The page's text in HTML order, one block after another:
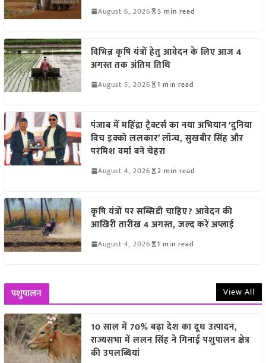
August 6, 2026 5 min read
विभिन्न कृषि यंत्रों हेतु आवेदन के लिए आज 4
अगस्त तक अंतिम तिथि
August 5, 2026 1 min read
पंजाब में महिंद्रा ट्रैक्टर्स का नया अभियान ‘दुनिया
विच इक्को ललकार’ लॉन्च, सुखबीर सिंह और
परमिश वर्मा बने चेहरा
August 4, 2026 2 min read
कृषि यंत्रों पर सब्सिडी चाहिए? आवेदन की
आखिरी तारीख 4 अगस्त, जल्द करें अप्लाई
August 4, 2026 1 min read
पशुपालन View All
10 साल में 70% बढ़ा देश का दूध उत्पादन,
राज्यसभा में ललन सिंह ने गिनाईं पशुपालन क्षेत्र
की उपलब्धियां